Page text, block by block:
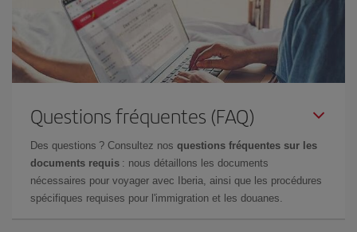
Questions fréquentes (FAQ)
Des questions ? Consultez nos questions fréquentes sur les
documents requis : nous détaillons les documents
nécessaires pour voyager avec Iberia, ainsi que les procédures
spécifiques requises pour l'immigration et les douanes.